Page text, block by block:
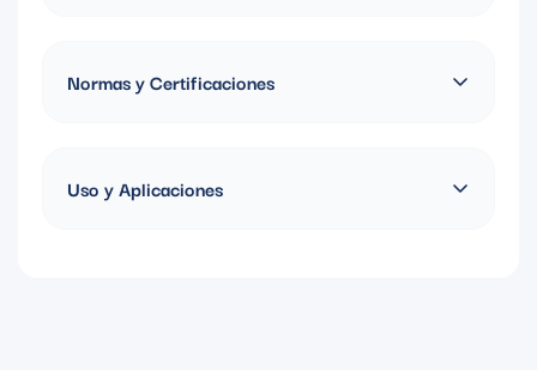
Normas y Certificaciones
Uso y Aplicaciones